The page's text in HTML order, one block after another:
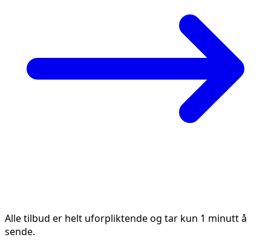
Alle tilbud er helt uforpliktende og tar kun 1 minutt å
sende.